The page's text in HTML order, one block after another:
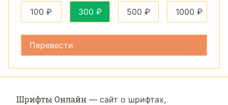
100 ₽ 300 ₽ 500 ₽ 1000 ₽
Шрифты Онлайн — сайт о шрифтах,